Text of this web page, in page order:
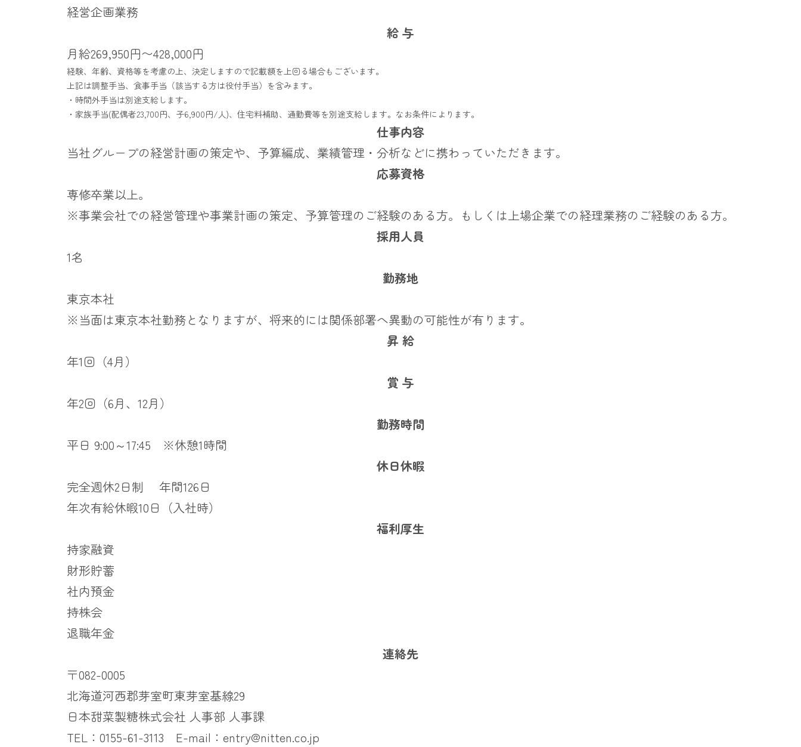
経営企画業務
給 与
月給269,950円〜428,000円
経験、年齢、資格等を考慮の上、決定しますので記載額を上回る場合もございます。
上記は調整手当、食事手当 （該当する方は役付手当） を含みます。
・時間外手当は別途支給します。
・家族手当(配偶者23,700円、子6,900円/人)、住宅料補助、通勤費等を別途支給します。なお条件によります。
仕事内容
当社グループの経営計画の策定や、予算編成、業績管理・分析などに携わっていただきます。
応募資格
専修卒業以上。
※事業会社での経営管理や事業計画の策定、予算管理のご経験のある方。もしくは上場企業での経理業務のご経験のある方。
採用人員
1名
勤務地
東京本社
※当面は東京本社勤務となりますが、将来的には関係部署へ異動の可能性が有ります。
昇 給
年1回（4月）
賞 与
年2回（6月、12月）
勤務時間
平日 9:00～17:45 ※休憩1時間
休日休暇
完全週休2日制 年間126日
年次有給休暇10日（入社時）
福利厚生
持家融資
財形貯蓄
社内預金
持株会
退職年金
連絡先
〒082-0005
北海道河西郡芽室町東芽室基線29
日本甜菜製糖株式会社 人事部 人事課
TEL：0155-61-3113 E-mail：entry@nitten.co.jp